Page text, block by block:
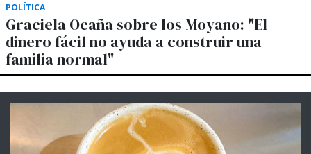
POLÍTICA
Graciela Ocaña sobre los Moyano: "El
dinero fácil no ayuda a construir una
familia normal"